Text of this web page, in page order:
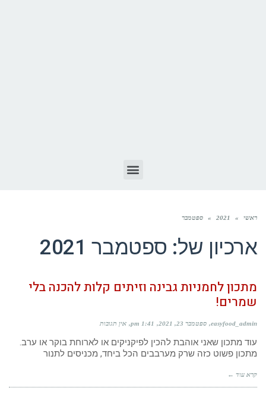
ראשי »
2021
» ספטמבר
ארכיון של: ספטמבר 2021
מתכון לחמניות גבינה וזיתים קלות להכנה בלי
שמרים!
easyfood_admin ספטמבר 23, 2021 1:41 pm אין תגובות
עוד מתכון שאני אוהבת להכין לפיקניקים או לארוחת בוקר או ערב.
מתכון פשוט כזה שרק מערבבים הכל ביחד, מכניסים לתנור
קרא עוד ←